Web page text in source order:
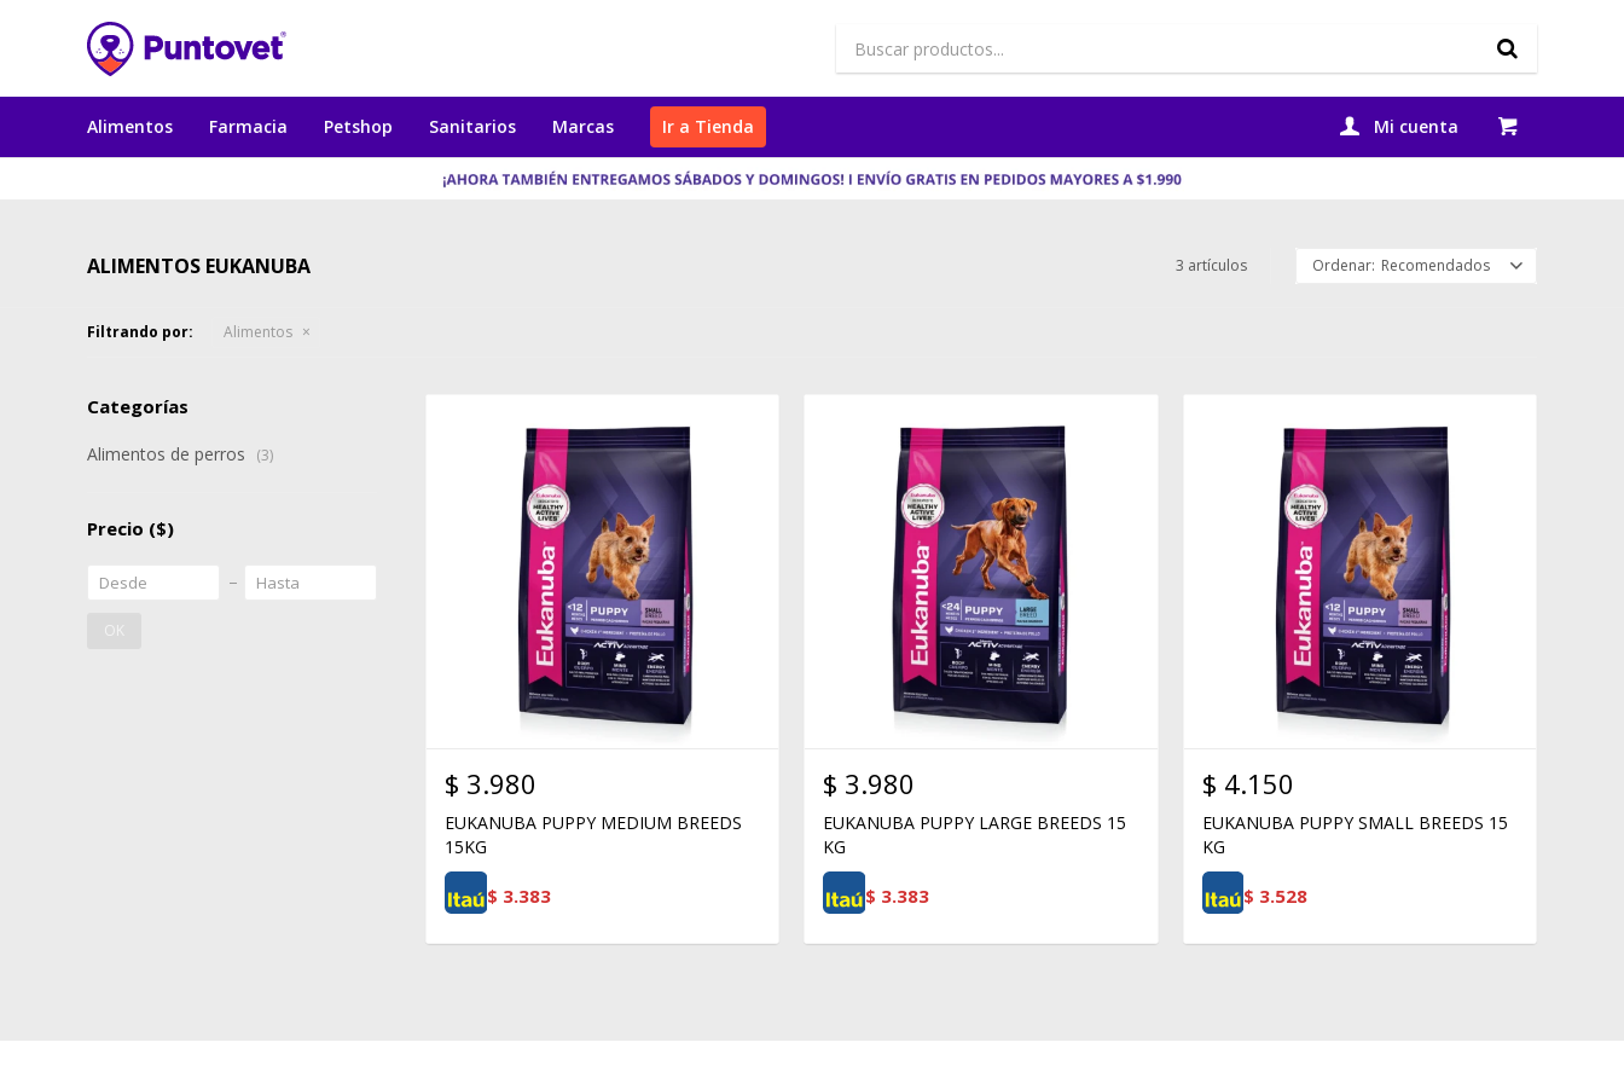
Alimentos Farmacia Petshop Sanitarios Marcas Ir a Tienda
ALIMENTOS EUKANUBA 3 artículos Recomendados
Filtrando por: Alimentos
$ 3.980
EUKANUBA PUPPY MEDIUM BREEDS
15KG
$ 3.383
$ 3.980
EUKANUBA PUPPY LARGE BREEDS 15
KG
$ 3.383
$ 4.150
EUKANUBA PUPPY SMALL BREEDS 15
KG
$ 3.528
Categorías
Alimentos de perros (3)
Precio ($)
OK